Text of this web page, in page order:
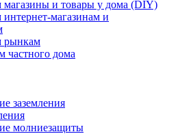
магазины и товары у дома (DIY)
магазинам и
рынкам
частного дома
заземления
молниезащиты